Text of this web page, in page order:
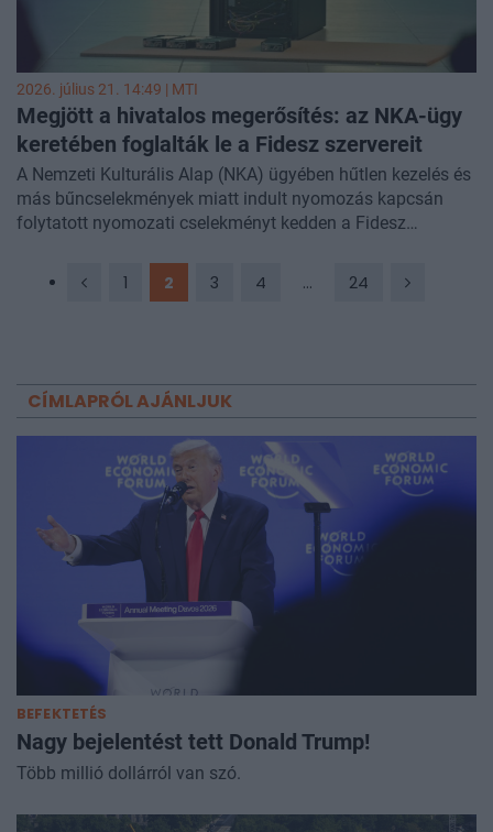
2026. július 21. 14:49 | MTI
Megjött a hivatalos megerősítés: az NKA-ügy
keretében foglalták le a Fidesz szervereit
A Nemzeti Kulturális Alap (NKA) ügyében hűtlen kezelés és
más bűncselekmények miatt indult nyomozás kapcsán
folytatott nyomozati cselekményt kedden a Fidesz
Főügyészség - közölte az MTI megkeresésére Bodó
1 2 3 4 ... 24
CÍMLAPRÓL AJÁNLJUK
BEFEKTETÉS
Nagy bejelentést tett Donald Trump!
Több millió dollárról van szó.